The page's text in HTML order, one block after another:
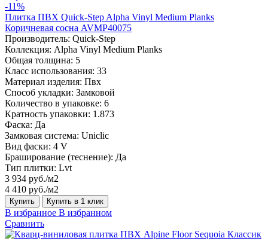
-11%
Плитка ПВХ Quick-Step Alpha Vinyl Medium Planks
Коричневая сосна AVMP40075
Производитель: Quick-Step
Коллекция: Alpha Vinyl Medium Planks
Общая толщина: 5
Класс использования: 33
Материал изделия: Пвх
Способ укладки: Замковой
Количество в упаковке: 6
Кратность упаковки: 1.873
Фаска: Да
Замковая система: Uniclic
Вид фаски: 4 V
Браширование (теснение): Да
Тип плитки: Lvt
3 934 руб./м2
4 410 руб./м2
Купить Купить в 1 клик
В избранное В избранном
Сравнить